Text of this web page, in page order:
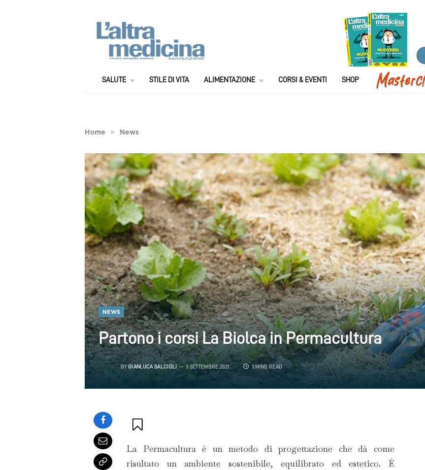
SALUTE STILE DI VITA ALIMENTAZIONE CORSI & EVENTI SHOP
Home » News
NEWS
Partono i corsi La Biolca in Permacultura
BY GIANLUCA SALCIOLI 3 SETTEMBRE 2021 3 MINS READ
La Permacultura è un metodo di progettazione che dà come
risultato un ambiente sostenibile, equilibrato ed estetico. È